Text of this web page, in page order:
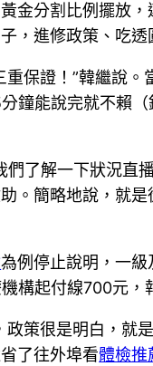
金分割比例擺放
，進修政策、吃
保證！”韓繼說。
鐘能說完就不賴
了解一下狀況直
。簡略地說，就
為例停止說明，一
構起付線700元
策很是明白，就
了往外埠看體檢推